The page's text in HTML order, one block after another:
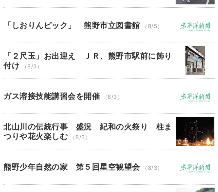
「しおりんピック」 熊野市立図書館 （8/5）
「２尺玉」お出迎え ＪＲ、熊野市駅前に飾り
付け
（8/3）
ガス溶接技能講習会を開催 （8/3）
北山川の伝統行事 盛況 紀和の火祭り 柱ま
つりや花火楽しむ
（8/3）
熊野少年自然の家 第５回星空観望会 （8/3）